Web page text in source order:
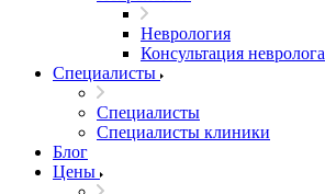
Неврология
Консультация невролога
Специалисты
Специалисты
Специалисты клиники
Блог
Цены